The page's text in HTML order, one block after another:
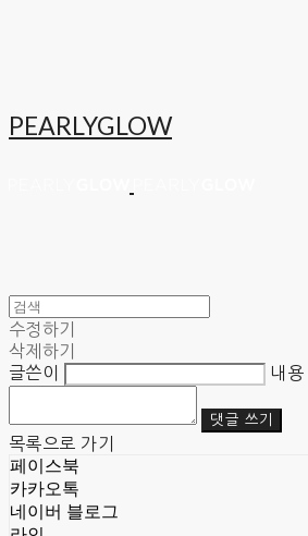
PEARLYGLOW
수정하기
삭제하기
글쓴이
내용
댓글 쓰기
목록으로 가기
페이스북
카카오톡
네이버 블로그